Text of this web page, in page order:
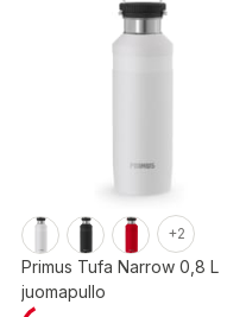
+2
Primus Tufa Narrow 0,8 L
juomapullo